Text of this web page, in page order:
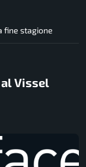
fine stagione
al Vissel